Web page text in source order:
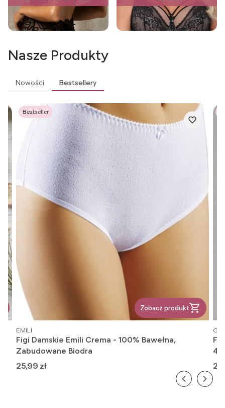
Nasze Produkty
Nowości Bestsellery
Bestseller
Zobacz produkt
PRODUCENT
EMILI
Figi Damskie Emili Crema - 100% Bawełna,
Zabudowane Biodra
Cena
25,99 zł